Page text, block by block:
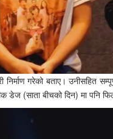
निर्माण गरेको बताए। उनीसहित
(साता बीचको दिन) मा पनि